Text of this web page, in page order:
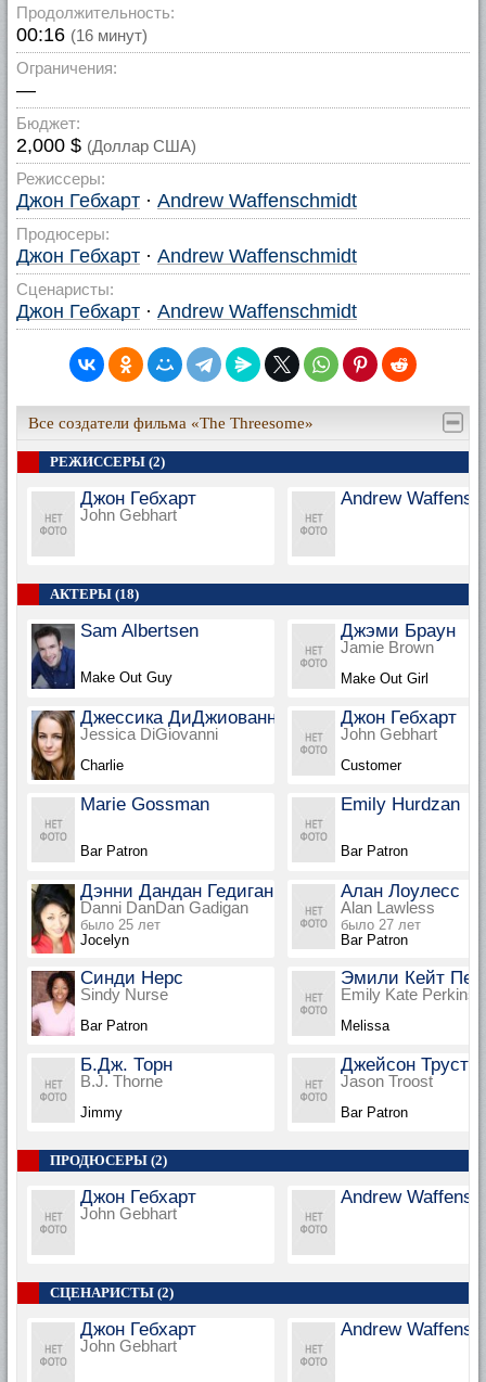
Продолжительность:
00:16 (16 минут)
Ограничения:
—
Бюджет:
2,000 $ (Доллар США)
Режиссеры:
Джон Гебхарт · Andrew Waffenschmidt
Продюсеры:
Джон Гебхарт · Andrew Waffenschmidt
Сценаристы:
Джон Гебхарт · Andrew Waffenschmidt
Все создатели фильма «The Threesome»
РЕЖИССЕРЫ (2)
Джон Гебхарт
John Gebhart
Andrew
АКТЕРЫ (18)
Sam Albertsen
Make Out Guy
Джэми Браун
Jamie Brown
Make Out Girl
Джессика ДиДжиованни
Jessica DiGiovanni
Charlie
Джон Гебхарт
John Gebhart
Customer
Marie Gossman
Bar Patron
Emily Hurdzan
Bar Patron
Дэнни Дандан Гедиган
Danni DanDan Gadigan
было 25 лет
Jocelyn
Алан Лоулесс
Alan Lawless
было 27 лет
Bar Patron
Синди Нерс
Sindy Nurse
Bar Patron
Эмили Кейт
Emily Kate Perkins
Melissa
Б.Дж. Торн
B.J. Thorne
Jimmy
Джейсон Труст
Jason Troost
Bar Patron
ПРОДЮСЕРЫ (2)
Джон Гебхарт
John Gebhart
Andrew
СЦЕНАРИСТЫ (2)
Джон Гебхарт
John Gebhart
Andrew